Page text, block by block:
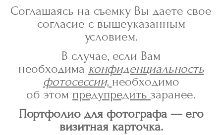
Соглашаясь на съемку Вы даете свое
согласие с вышеуказанным
условием.
В случае, если Вам
необходима конфиденциальность
фотосессии, необходимо
об этом предупредить заранее.
Портфолио для фотографа — его
визитная карточка.